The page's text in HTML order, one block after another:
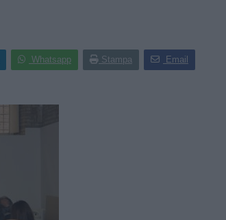
Whatsapp Stampa Email